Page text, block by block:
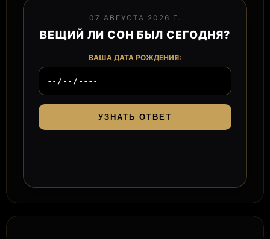
07 АВГУСТА 2026 Г.
ВЕЩИЙ ЛИ СОН БЫЛ СЕГОДНЯ?
ВАША ДАТА РОЖДЕНИЯ:
УЗНАТЬ ОТВЕТ